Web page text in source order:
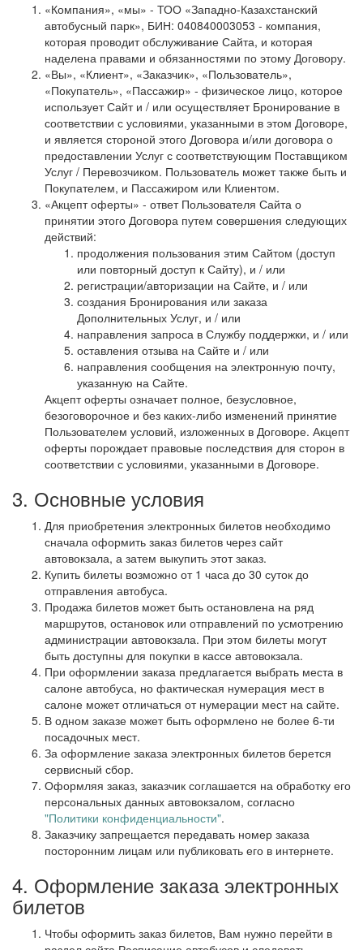
«Компания», «мы» - ТОО «Западно-Казахстанский
автобусный парк», БИН: 040840003053 - компания,
которая проводит обслуживание Сайта, и которая
наделена правами и обязанностями по этому Договору.
«Вы», «Клиент», «Заказчик», «Пользователь»,
«Покупатель», «Пассажир» - физическое лицо, которое
использует Сайт и / или осуществляет Бронирование в
соответствии с условиями, указанными в этом Договоре,
и является стороной этого Договора и/или договора о
предоставлении Услуг с соответствующим Поставщиком
Услуг / Перевозчиком. Пользователь может также быть и
Покупателем, и Пассажиром или Клиентом.
«Акцепт оферты» - ответ Пользователя Сайта о
принятии этого Договора путем совершения следующих
действий:
продолжения пользования этим Сайтом (доступ
или повторный доступ к Сайту), и / или
регистрации/авторизации на Сайте, и / или
создания Бронирования или заказа
Дополнительных Услуг, и / или
направления запроса в Службу поддержки, и / или
оставления отзыва на Сайте и / или
направления сообщения на электронную почту,
указанную на Сайте.
Акцепт оферты означает полное, безусловное,
безоговорочное и без каких-либо изменений принятие
Пользователем условий, изложенных в Договоре. Акцепт
оферты порождает правовые последствия для сторон в
соответствии с условиями, указанными в Договоре.
3. Основные условия
Для приобретения электронных билетов необходимо
сначала оформить заказ билетов через сайт
автовокзала, а затем выкупить этот заказ.
Купить билеты возможно от 1 часа до 30 суток до
отправления автобуса.
Продажа билетов может быть остановлена на ряд
маршрутов, остановок или отправлений по усмотрению
администрации автовокзала. При этом билеты могут
быть доступны для покупки в кассе автовокзала.
При оформлении заказа предлагается выбрать места в
салоне автобуса, но фактическая нумерация мест в
салоне может отличаться от нумерации мест на сайте.
В одном заказе может быть оформлено не более 6-ти
посадочных мест.
За оформление заказа электронных билетов берется
сервисный сбор.
Оформляя заказ, заказчик соглашается на обработку его
персональных данных автовокзалом, согласно
"Политики конфиденциальности".
Заказчику запрещается передавать номер заказа
посторонним лицам или публиковать его в интернете.
4. Оформление заказа электронных
билетов
Чтобы оформить заказ билетов, Вам нужно перейти в